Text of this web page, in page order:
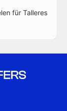
für Talleres